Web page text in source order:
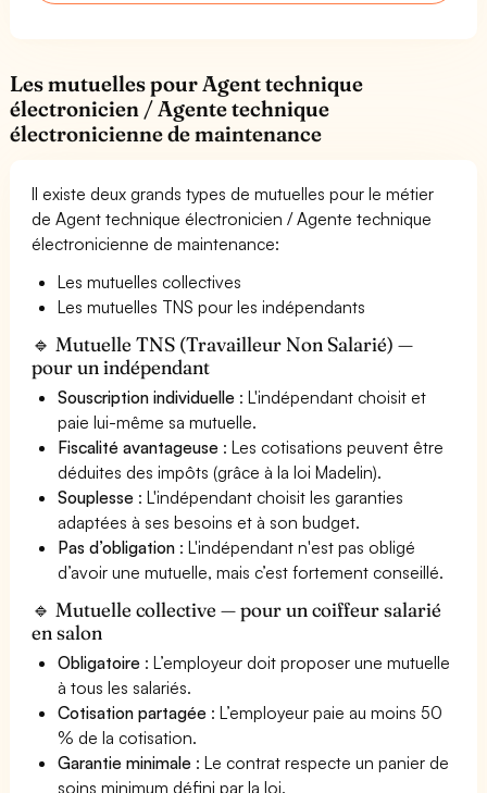
Les mutuelles pour Agent technique
électronicien / Agente technique
électronicienne de maintenance
Il existe deux grands types de mutuelles pour le métier
de Agent technique électronicien / Agente technique
électronicienne de maintenance:
Les mutuelles collectives
Les mutuelles TNS pour les indépendants
🔹 Mutuelle TNS (Travailleur Non Salarié) —
pour un indépendant
Souscription individuelle : L'indépendant choisit et
paie lui-même sa mutuelle.
Fiscalité avantageuse : Les cotisations peuvent être
déduites des impôts (grâce à la loi Madelin).
Souplesse : L'indépendant choisit les garanties
adaptées à ses besoins et à son budget.
Pas d’obligation : L'indépendant n'est pas obligé
d’avoir une mutuelle, mais c’est fortement conseillé.
🔹 Mutuelle collective — pour un coiffeur salarié
en salon
Obligatoire : L’employeur doit proposer une mutuelle
à tous les salariés.
Cotisation partagée : L’employeur paie au moins 50
% de la cotisation.
Garantie minimale : Le contrat respecte un panier de
soins minimum défini par la loi.